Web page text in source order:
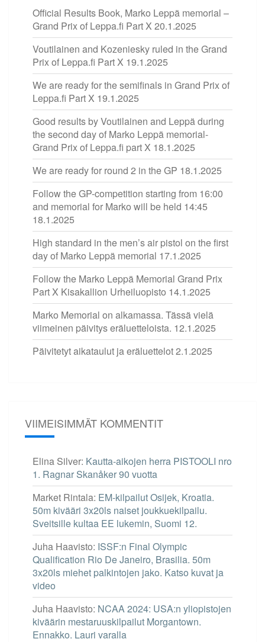
Official Results Book, Marko Leppä memorial –
Grand Prix of Leppa.fi Part X 20.1.2025
Voutilainen and Kozeniesky ruled in the Grand
Prix of Leppa.fi Part X 19.1.2025
We are ready for the semifinals in Grand Prix of
Leppa.fi Part X 19.1.2025
Good results by Voutilainen and Leppä during
the second day of Marko Leppä memorial-
Grand Prix of Leppa.fi part X 18.1.2025
We are ready for round 2 in the GP 18.1.2025
Follow the GP-competition starting from 16:00
and memorial for Marko will be held 14:45
18.1.2025
High standard in the men’s air pistol on the first
day of Marko Leppä memorial 17.1.2025
Follow the Marko Leppä Memorial Grand Prix
Part X Kisakallion Urheiluopisto 14.1.2025
Marko Memorial on alkamassa. Tässä vielä
viimeinen päivitys eräluetteloista. 12.1.2025
Päivitetyt aikataulut ja eräluettelot2.1.2025
VIIMEISIMMÄT KOMMENTIT
Elina Silver: Kautta-aikojen herra PISTOOLI nro
1. Ragnar Skanåker 90 vuotta
Market Rintala: EM-kilpailut Osijek, Kroatia.
50m kivääri 3x20ls naiset joukkuekilpailu.
Sveitsille kultaa EE lukemin, Suomi 12.
Juha Haavisto: ISSF:n Final Olympic
Qualification Rio De Janeiro, Brasilia. 50m
3x20ls miehet palkintojen jako. Katso kuvat ja
video
Juha Haavisto: NCAA 2024: USA:n yliopistojen
kiväärin mestaruuskilpailut Morgantown.
Ennakko. Lauri varalla